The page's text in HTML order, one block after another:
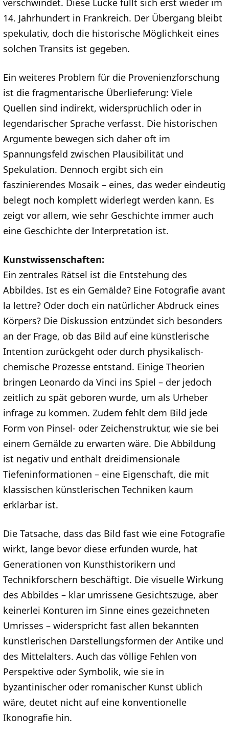
verschwindet. Diese Lücke füllt sich erst wieder im
14. Jahrhundert in Frankreich. Der Übergang bleibt
spekulativ, doch die historische Möglichkeit eines
solchen Transits ist gegeben.
Ein weiteres Problem für die Provenienzforschung
ist die fragmentarische Überlieferung: Viele
Quellen sind indirekt, widersprüchlich oder in
legendarischer Sprache verfasst. Die historischen
Argumente bewegen sich daher oft im
Spannungsfeld zwischen Plausibilität und
Spekulation. Dennoch ergibt sich ein
faszinierendes Mosaik – eines, das weder eindeutig
belegt noch komplett widerlegt werden kann. Es
zeigt vor allem, wie sehr Geschichte immer auch
eine Geschichte der Interpretation ist.
Kunstwissenschaften:
Ein zentrales Rätsel ist die Entstehung des
Abbildes. Ist es ein Gemälde? Eine Fotografie avant
la lettre? Oder doch ein natürlicher Abdruck eines
Körpers? Die Diskussion entzündet sich besonders
an der Frage, ob das Bild auf eine künstlerische
Intention zurückgeht oder durch physikalisch-
chemische Prozesse entstand. Einige Theorien
bringen Leonardo da Vinci ins Spiel – der jedoch
zeitlich zu spät geboren wurde, um als Urheber
infrage zu kommen. Zudem fehlt dem Bild jede
Form von Pinsel- oder Zeichenstruktur, wie sie bei
einem Gemälde zu erwarten wäre. Die Abbildung
ist negativ und enthält dreidimensionale
Tiefeninformationen – eine Eigenschaft, die mit
klassischen künstlerischen Techniken kaum
erklärbar ist.
Die Tatsache, dass das Bild fast wie eine Fotografie
wirkt, lange bevor diese erfunden wurde, hat
Generationen von Kunsthistorikern und
Technikforschern beschäftigt. Die visuelle Wirkung
des Abbildes – klar umrissene Gesichtszüge, aber
keinerlei Konturen im Sinne eines gezeichneten
Umrisses – widerspricht fast allen bekannten
künstlerischen Darstellungsformen der Antike und
des Mittelalters. Auch das völlige Fehlen von
Perspektive oder Symbolik, wie sie in
byzantinischer oder romanischer Kunst üblich
wäre, deutet nicht auf eine konventionelle
Ikonografie hin.